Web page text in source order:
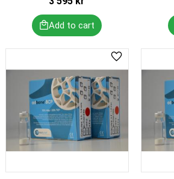
Add to favorites